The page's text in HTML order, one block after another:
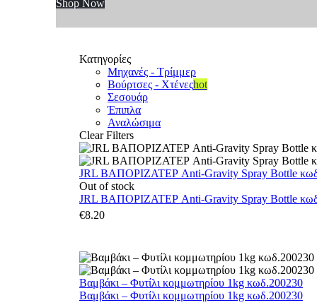
Shop Now
Κατηγορίες
Μηχανές - Τρίμμερ
Βούρτσες - Χτένεςhot
Σεσουάρ
Έπιπλα
Αναλώσιμα
Clear Filters
JRL ΒΑΠΟΡΙΖΑΤΕΡ Anti-Gravity Spray Bottle
Out of stock
JRL ΒΑΠΟΡΙΖΑΤΕΡ Anti-Gravity Spray Bottle
€8.20
Βαμβάκι – Φυτίλι κομμωτηρίου 1kg κωδ.200230
Βαμβάκι – Φυτίλι κομμωτηρίου 1kg κωδ.200230